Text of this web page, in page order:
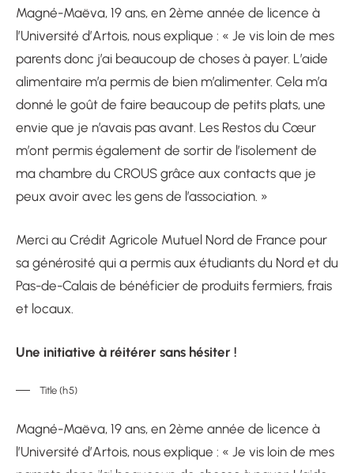
Magné-Maëva, 19 ans, en 2ème année de licence à
l’Université d’Artois, nous explique : « Je vis loin de mes
parents donc j’ai beaucoup de choses à payer. L’aide
alimentaire m’a permis de bien m’alimenter. Cela m’a
donné le goût de faire beaucoup de petits plats, une
envie que je n’avais pas avant. Les Restos du Cœur
m’ont permis également de sortir de l’isolement de
ma chambre du CROUS grâce aux contacts que je
peux avoir avec les gens de l’association. »
Merci au Crédit Agricole Mutuel Nord de France pour
sa générosité qui a permis aux étudiants du Nord et du
Pas-de-Calais de bénéficier de produits fermiers, frais
et locaux.
Une initiative à réitérer sans hésiter !
Title (h5)
Magné-Maëva, 19 ans, en 2ème année de licence à
l’Université d’Artois, nous explique : « Je vis loin de mes